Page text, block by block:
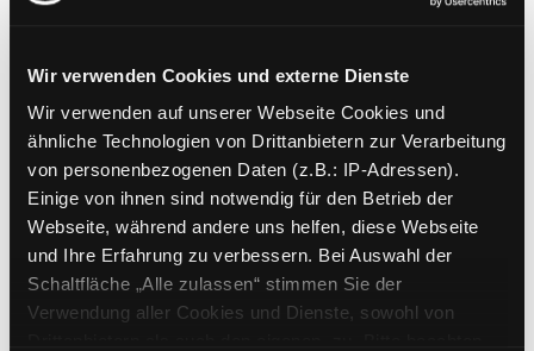
Wir verwenden Cookies und externe Dienste
Wir verwenden auf unserer Webseite Cookies und
ähnliche Technologien von Drittanbietern zur Verarbeitung
von personenbezogenen Daten (z.B.: IP-Adressen).
Einige von ihnen sind notwendig für den Betrieb der
Webseite, während andere uns helfen, diese Webseite
und Ihre Erfahrung zu verbessern. Bei Auswahl der
Schaltfläche „Alle zulassen“ stimmen Sie der
Verwendung aller Cookies und Dienste, sowohl von
Exemplar-Details von Çatlak aile Fufu'lar
Mediengruppe:Kinderbuch
Çatlak aile Fufu'lar sofrada
Verfasser:Boucher, FrançoizeSuche
Jahr: 2018
Verlag:Istanbul, Tekir Kitap
Reihe:Fufu ailesinden çatlak bir
macera; 1